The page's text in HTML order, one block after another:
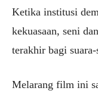
Ketika institusi
kekuasaan, seni
terakhir bagi
Melarang film ini